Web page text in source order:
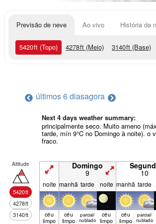
Previsão de neve Ao vivo História da
5420ft (Topo) 4278ft (Meio) 3140ft (Base)
últimos 6 diasagora
Next 4 days weather summary:
principalmente seco. Muito ameno
tarde, mín 9°C no Domingo à noite). o
fraco.
Altitude
5420ft
4278ft
3140ft
Domingo
9 10
noite manhã tarde noite manhã tarde
céu
limpo
céu
limpo
parcial/
nublado
céu
limpo
céu
limpo
parcial/
nublado